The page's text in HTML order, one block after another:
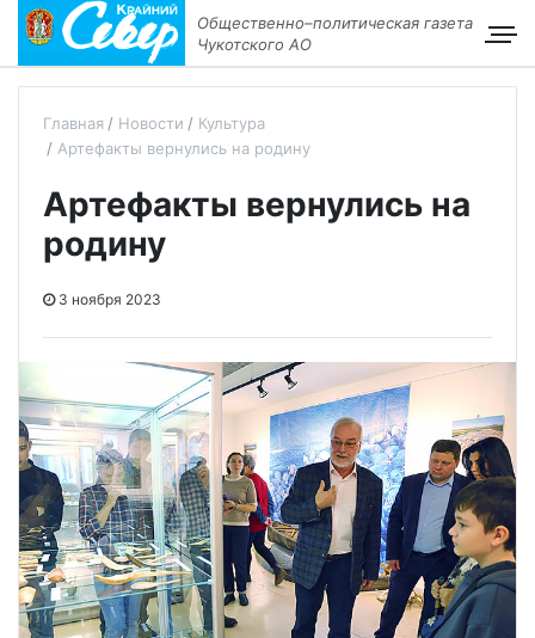
Общественно–политическая газета
Чукотского АО
Главная Новости
Культура
Артефакты вернулись на родину
Артефакты вернулись на
родину
3 ноября 2023